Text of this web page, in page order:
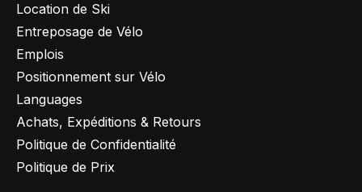
Location de Ski
Entreposage de Vélo
Emplois
Positionnement sur Vélo
Languages
Achats, Expéditions & Retours
Politique de Confidentialité
Politique de Prix